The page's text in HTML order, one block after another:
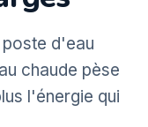
d'eau
chaude pèse
l'énergie qui